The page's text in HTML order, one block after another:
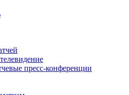
пресс-конференции